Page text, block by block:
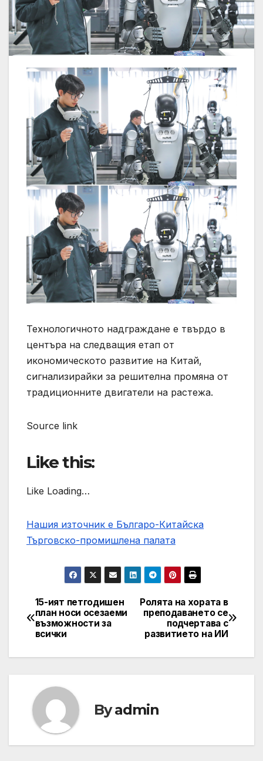
Технологичното надграждане е твърдо в
центъра на следващия етап от
икономическото развитие на Китай,
сигнализирайки за решителна промяна от
традиционните двигатели на растежа.
Source link
Like this:
Like Loading…
Нашия източник е Българо-Китайска
Търговско-промишлена палaта
Post
navigation
Ролята на хората в
преподаването се
подчертава с
развитието на ИИ
15-ият петгодишен
план носи осезаеми
възможности за
всички
Byadmin